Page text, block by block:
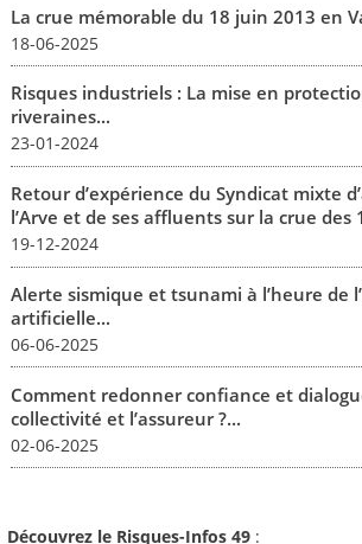
La crue mémorable du 18 juin 2013 en
18-06-2025
Risques industriels : La mise en
riveraines...
23-01-2024
Retour d’expérience du Syndicat mixte
l’Arve et de ses affluents sur la crue des
19-12-2024
Alerte sismique et tsunami à l’heure de
artificielle...
06-06-2025
Comment redonner confiance et
collectivité et l’assureur ?...
02-06-2025
Découvrez le Risques-Infos 49 :